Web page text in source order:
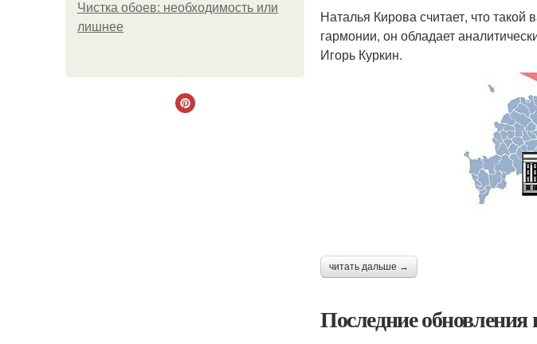
Чистка обоев: необходимость или
лишнее
Наталья Кирова считает, что
гармонии, он обладает
Игорь Куркин.
читать дальше →
Последние обновления